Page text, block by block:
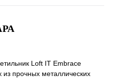
Loft IT Embrace
из прочных металлических